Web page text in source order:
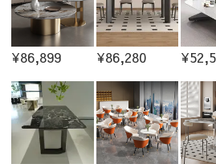
¥86,899 ¥86,280